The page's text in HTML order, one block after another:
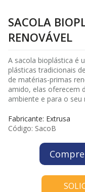
SACOLA
RENOVÁVEL
A sacola bioplástica é
plásticas tradicionais
de matérias-primas
amido, elas oferecem
ambiente e para o seu
Fabricante: Extrusa
Código: SacoB